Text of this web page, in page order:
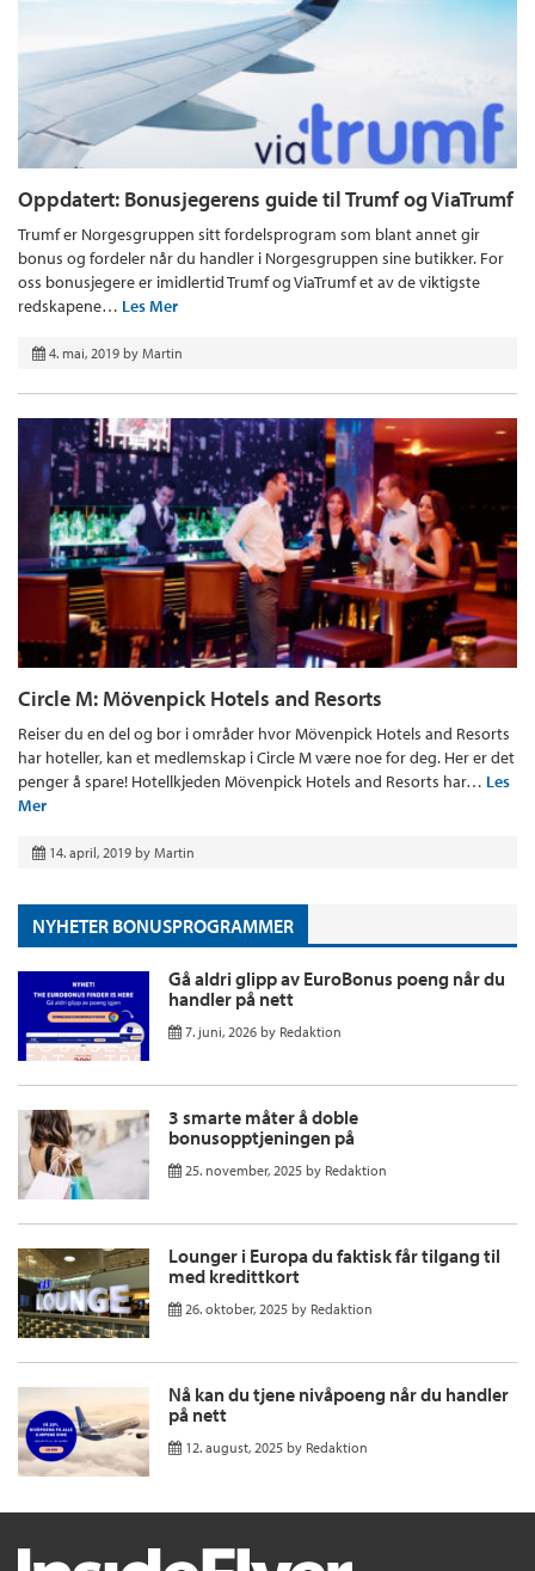
Oppdatert: Bonusjegerens guide til Trumf og ViaTrumf
Trumf er Norgesgruppen sitt fordelsprogram som blant annet gir
bonus og fordeler når du handler i Norgesgruppen sine butikker. For
oss bonusjegere er imidlertid Trumf og ViaTrumf et av de viktigste
redskapene… Les Mer
4. mai, 2019 by Martin
Circle M: Mövenpick Hotels and Resorts
Reiser du en del og bor i områder hvor Mövenpick Hotels and Resorts
har hoteller, kan et medlemskap i Circle M være noe for deg. Her er det
penger å spare! Hotellkjeden Mövenpick Hotels and Resorts har… Les
Mer
14. april, 2019 by Martin
NYHETER BONUSPROGRAMMER
Gå aldri glipp av EuroBonus poeng når du
handler på nett
7. juni, 2026 by Redaktion
3 smarte måter å doble
bonusopptjeningen på
25. november, 2025 by Redaktion
Lounger i Europa du faktisk får tilgang til
med kredittkort
26. oktober, 2025 by Redaktion
Nå kan du tjene nivåpoeng når du handler
på nett
12. august, 2025 by Redaktion